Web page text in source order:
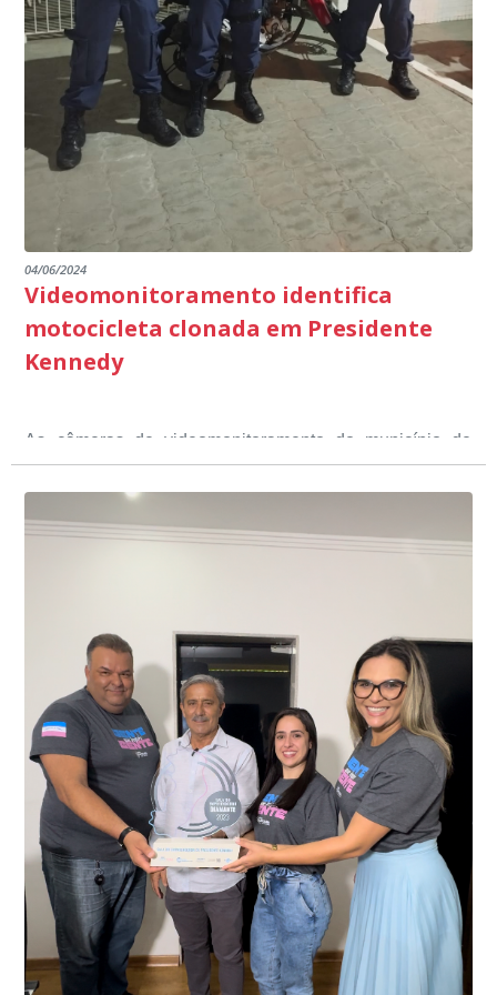
Educação em Presidente Kennedy.
dos educandos. Tudo isso também foi demonstrado ao
Ministério Público através de depoimentos
emocionantes de pais e professores no decorrer da
escuta pública.
promover uma atuação coordenada, integrada e
dialogada em prol do desenvolvimento educacional.
04/06/2024
Videomonitoramento identifica
motocicleta clonada em Presidente
Kennedy
As câmeras de videomonitoramento do município de
Presidente Kennedy identificaram neste fim de semana,
01 de junho, uma motocicleta com indícios de
adulteração, imediatamente, a central de
videomonitoramento acionou a Guarda Civil Municipal,
Durante a abordagem a adulteração foi comprovada,
conta do sistema de videomonitoramento instalado
recentemente em todo o município de Presidente
Kennedy, o sistema é integrado com outros municípios
do país, sendo possível a identificação de veículos por
meio do cruzamento de informações, nesse caso
específico, com dados de uma cidade do Estado do Rio
de Janeiro.
“Mais de 100 câmeras foram instaladas na sede e no
interior de Presidente Kennedy, garantindo mais
segurança à população, seja nas ruas, no comércio, os
produtores agropecuários. Estamos no rumo certo,
parabéns a todos os servidores que contribuem para a
segurança da nossa cidade”, destaca o prefeito Dorlei
Fontão.